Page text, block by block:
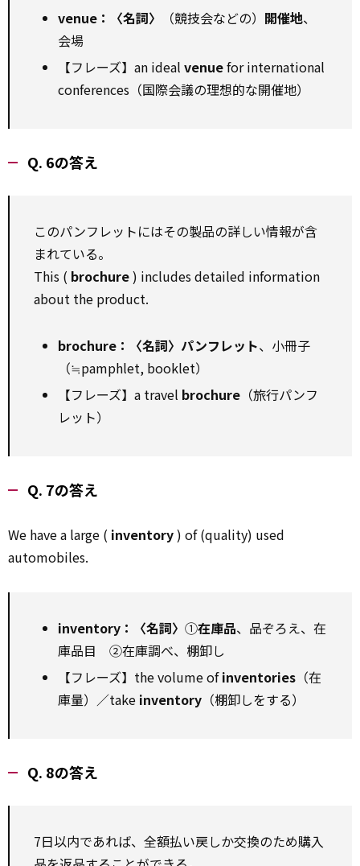
venue：〈名詞〉 （競技会などの） 開催地、
会場
【フレーズ】an ideal venuefor international
conferences（国際会議の理想的な開催地）
Q. 6の答え
このパンフレットにはその製品の詳しい情報が含
まれている。
This ( brochure) includes detailed information
about the product.
brochure：〈名詞〉パンフレット、小冊子
（≒pamphlet, booklet）
【フレーズ】a travel brochure （旅行パンフ
レット）
Q. 7の答え
We have a large ( inventory) of (quality) used
automobiles.
inventory：〈名詞〉 ①在庫品、品ぞろえ、在
庫品目 ②在庫調べ、棚卸し
【フレーズ】the volume ofinventories （在
庫量）／take inventory （棚卸しをする）
Q. 8の答え
7日以内であれば、全額払い戻しか交換のため購入